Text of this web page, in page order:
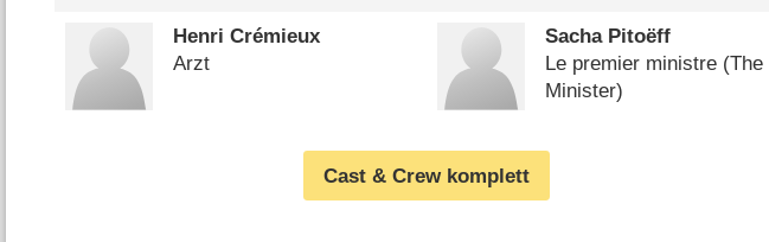
Henri Crémieux
Arzt
Sacha Pitoëff
Le premier ministre (The
Minister)
Cast & Crew komplett